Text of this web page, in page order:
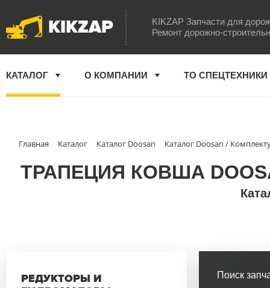
KIKZAP
KIKZAP Запчасти для
Ремонт дорожно-
КАТАЛОГ О КОМПАНИИ ТО СПЕЦТЕХНИКИ
Главная Каталог Каталог Doosan Каталог Doosan /
ТРАПЕЦИЯ КОВША
РЕДУКТОРЫ И
Поиск